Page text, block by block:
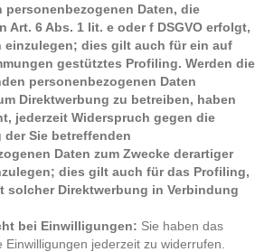
personenbezogenen Daten, die
Art. 6 Abs. 1 lit. e oder f DSGVO erfolgt,
einzulegen; dies gilt auch für ein auf
gestütztes Profiling. Werden die
personenbezogenen Daten
Direktwerbung zu betreiben, haben
jederzeit Widerspruch gegen die
der Sie betreffenden
Daten zum Zwecke derartiger
dies gilt auch für das Profiling,
solcher Direktwerbung in Verbindung
bei Einwilligungen: Sie haben das
Einwilligungen jederzeit zu widerrufen.